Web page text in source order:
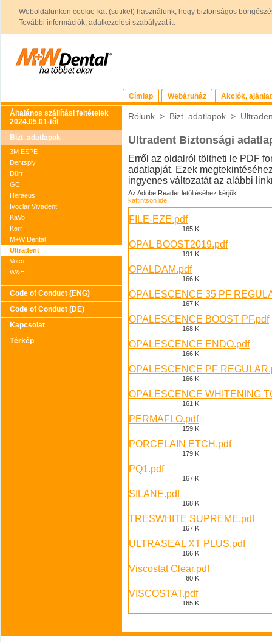
Weboldalunkon cookie-kat (sütiket) használunk, hogy biztonságos
További információk, adatkezelési szabályzat itt
Címlap Webáruház
Akciók,
Általános szállítási feltételek
2024.05.01-től
Bizt. adatlapok
3M ESPE
Dentsply
Dürr
GC
Heraeus
Ivoclar Vivadent
KaVo
Kerr
M+W Dental
Ultradent
Voco
W&H
Code of Conduct (ENG)
Code of Conduct (DE)
Kapcsolat
Térkép
Rólunk > Bizt. adatlapok >
Ultradent Biztonsági
Erről az oldalról töltheti le PDF
adatlapját. Ezek
ingyenes változatát az alábbi
Az Adobe Reader letöltéséhez kérjük
kattintson ide.
FILE-EZE.pdf
165 K
OPAL BOOST2019.pdf
191 K
OPALDAM.pdf
166 K
OPALESCENCE 35 PF
167 K
OPALESCENCE BOOST PF.pdf
168 K
OPALESCENCE ENDO.pdf
166 K
OPALESCENCE PF
166 K
OPALESCENCE WHITENING
161 K
PERMAFLO.pdf
159 K
PORCELAIN ETCH.pdf
179 K
PQ1.pdf
167 K
SILANE.pdf
168 K
TRESWHITE SUPREME.pdf
167 K
ULTRASEAL XT PLUS.pdf
166 K
Viscostat Clear.pdf
60 K
VISCOSTAT.pdf
165 K